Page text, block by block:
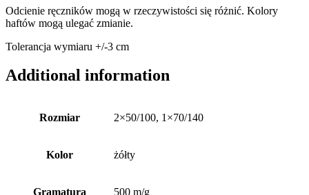
Odcienie ręczników mogą w rzeczywistości się różnić. Kolory
haftów mogą ulegać zmianie.
Tolerancja wymiaru +/-3 cm
Additional information
Rozmiar 2×50/100, 1×70/140
Kolor żółty
Gramatura 500 m/g